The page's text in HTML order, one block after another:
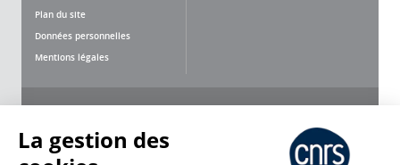
Plan du site
Données personnelles
Mentions légales
La gestion des